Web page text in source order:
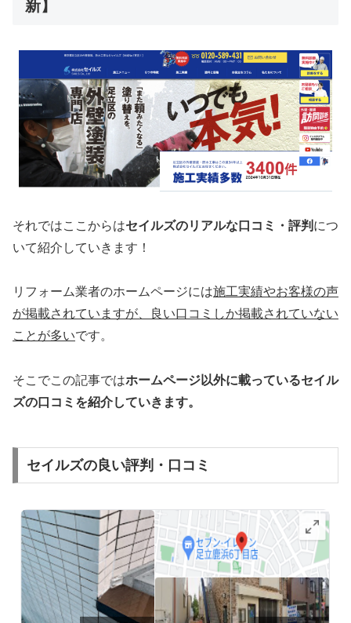
新】
それではここからはセイルズのリアルな口コミ・評判 につ
いて紹介していきます！
リフォーム業者のホームページには施工実績やお客様の声
が掲載されていますが、
良い口コミしか掲載されていない
ことが多いです。
そこでこの記事ではホームページ以外に載っているセイル
ズの口コミを紹介していきます。
セイルズの良い評判・口コミ